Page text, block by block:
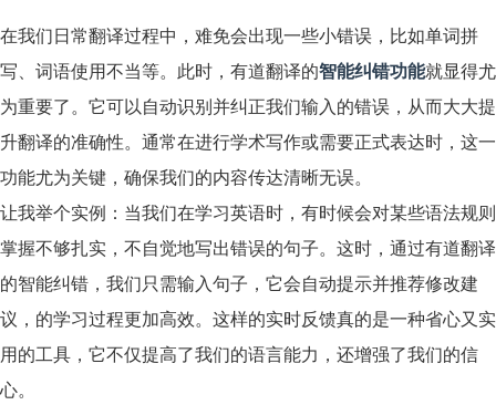
在我们日常翻译过程中，难免会出现一些小错误，比如单词拼
写、词语使用不当等。此时，有道翻译的智能纠错功能就显得尤
为重要了。它可以自动识别并纠正我们输入的错误，从而大大提
升翻译的准确性。通常在进行学术写作或需要正式表达时，这一
功能尤为关键，确保我们的内容传达清晰无误。
让我举个实例：当我们在学习英语时，有时候会对某些语法规则
掌握不够扎实，不自觉地写出错误的句子。这时，通过有道翻译
的智能纠错，我们只需输入句子，它会自动提示并推荐修改建
议，的学习过程更加高效。这样的实时反馈真的是一种省心又实
用的工具，它不仅提高了我们的语言能力，还增强了我们的信
心。